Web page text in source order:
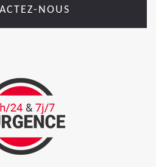
NOUS